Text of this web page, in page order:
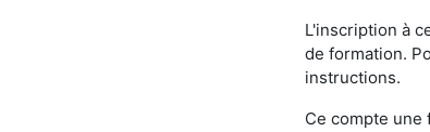
L'inscription à
de formation.
instructions.
Ce compte une